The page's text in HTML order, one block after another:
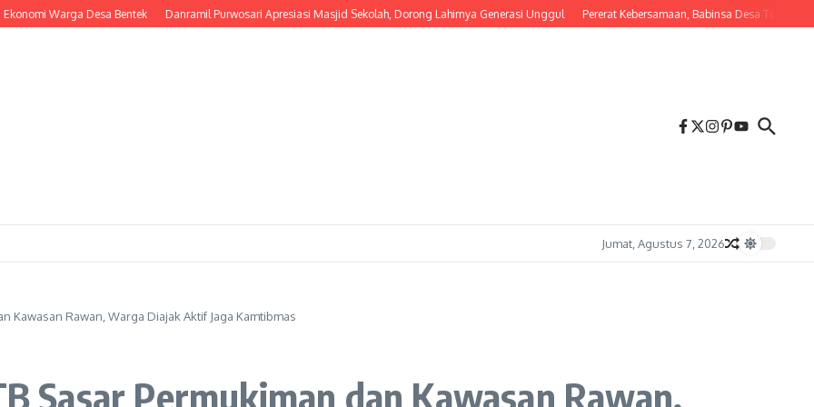
Desa Bentek Danramil Purwosari Apresiasi Masjid Sekolah, Dorong Lahirnya Generasi Unggul Pererat Kebersamaan, Babinsa Desa Tembalang Ajak
Jumat, Agustus 7, 2026
Kawasan Rawan, Warga Diajak Aktif Jaga Kamtibmas
Sasar Permukiman dan Kawasan Rawan,